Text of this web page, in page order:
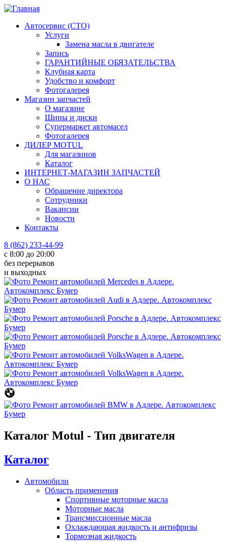
Автосервис (СТО)
Услуги
Замена масла в двигателе
Запись
ГАРАНТИЙНЫЕ ОБЯЗАТЕЛЬСТВА
Клубная карта
Удобство и комфорт
Фотогалерея
Магазин запчастей
О магазине
Шины и диски
Супермаркет автомасел
Фотогалерея
ДИЛЕР MOTUL
Для магазинов
Каталог
ИНТЕРНЕТ-МАГАЗИН ЗАПЧАСТЕЙ
О НАС
Обращение директора
Сотрудники
Вакансии
Новости
Контакты
8 (862) 233-44-99
с 8:00 до 20:00
без перерывов
и выходных
Каталог Motul - Тип двигателя
Каталог
Автомобили
Область применения
Спортивные моторные масла
Моторные масла
Трансмиссионные масла
Охлаждающая жидкость и антифризы
Тормозная жидкость